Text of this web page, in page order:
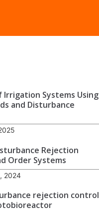
Irrigation Systems Using
and Disturbance
Rejection
Order Systems
2024
rejection control